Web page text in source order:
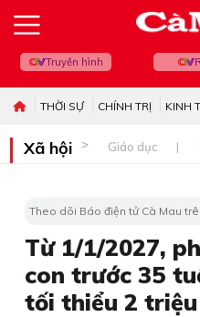
Truyền hình
THỜI SỰ CHÍNH TRỊ KINH
Xã hội Giáo dục
Theo dõi Báo điện tử Cà Mau
Từ 1/1/2027,
con trước 35
tối thiểu 2